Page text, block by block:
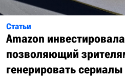
Статьи
Amazon
позволяющий
генерировать сериалы